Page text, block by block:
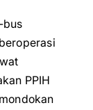
bus
PPIH